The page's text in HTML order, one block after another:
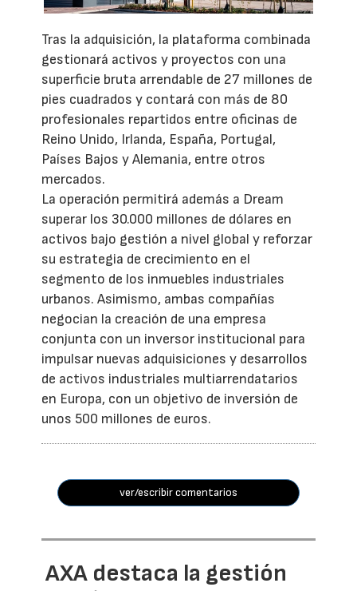
Tras la adquisición, la plataforma combinada
gestionará activos y proyectos con una
superficie bruta arrendable de 27 millones de
pies cuadrados y contará con más de 80
profesionales repartidos entre oficinas de
Reino Unido, Irlanda, España, Portugal,
Países Bajos y Alemania, entre otros
mercados.
La operación permitirá además a Dream
superar los 30.000 millones de dólares en
activos bajo gestión a nivel global y reforzar
su estrategia de crecimiento en el
segmento de los inmuebles industriales
urbanos. Asimismo, ambas compañías
negocian la creación de una empresa
conjunta con un inversor institucional para
impulsar nuevas adquisiciones y desarrollos
de activos industriales multiarrendatarios
en Europa, con un objetivo de inversión de
unos 500 millones de euros.
ver/escribir comentarios
AXA destaca la gestión